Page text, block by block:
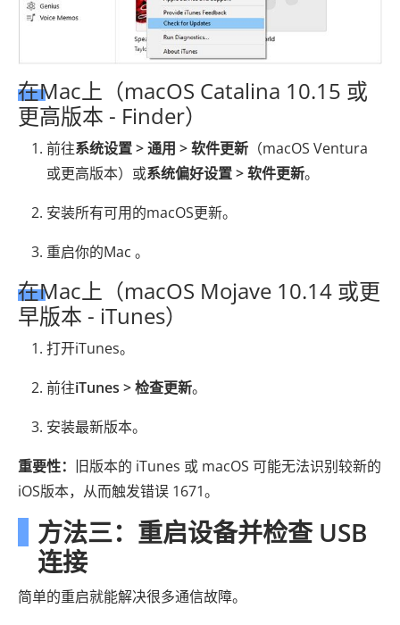
在Mac上（macOS Catalina 10.15 或
更高版本 - Finder）
前往系统设置 > 通用 > 软件更新 （macOS Ventura
或更高版本）或系统偏好设置 > 软件更新。
安装所有可用的macOS更新。
重启你的Mac 。
在Mac上（macOS Mojave 10.14 或更
早版本 - iTunes）
打开iTunes。
前往iTunes > 检查更新。
安装最新版本。
重要性： 旧版本的 iTunes 或 macOS 可能无法识别较新的
iOS版本，从而触发错误 1671。
方法三：重启设备并检查 USB
连接
简单的重启就能解决很多通信故障。